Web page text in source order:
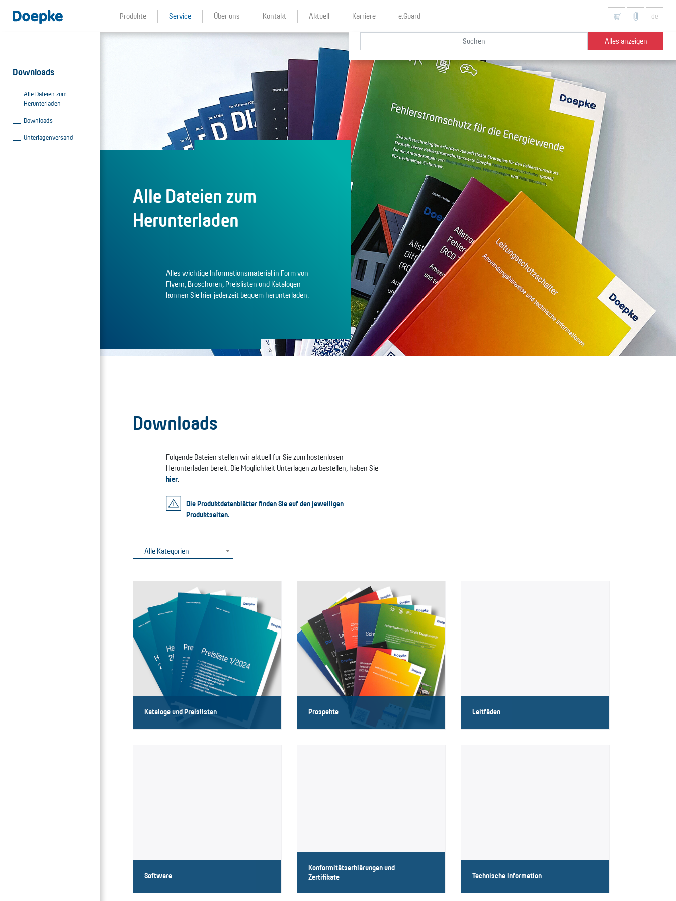
de
Produkte Service Über uns Kontakt Aktuell Karriere e.Guard
Alles anzeigen
Downloads
Alle Dateien zum
Herunterladen
Downloads
Unterlagenversand
Alle Dateien zum
Herunterladen
Alles wichtige Informationsmaterial in Form von
Flyern, Broschüren, Preislisten und Katalogen
können Sie hier jederzeit bequem herunterladen.
Downloads
Folgende Dateien stellen wir aktuell für Sie zum kostenlosen
Herunterladen bereit. Die Möglichkeit Unterlagen zu bestellen, haben Sie
hier.
Die Produktdatenblätter finden Sie auf den jeweiligen
Produktseiten.
Alle Kategorien
Kataloge und Preislisten
Unsere Kataloge im Überblick
Prospekte
Unsere Prospekte im Überblick
Leitfäden
Unsere Leitfäden
Software
Unsere Software im Überblick
Konformitätserklärungen und
Zertifikate
Unsere Erklärungen und Zertifikate
Technische Information
Prüffristen RCCB und Übersicht